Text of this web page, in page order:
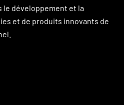
le développement et la
et de produits innovants de